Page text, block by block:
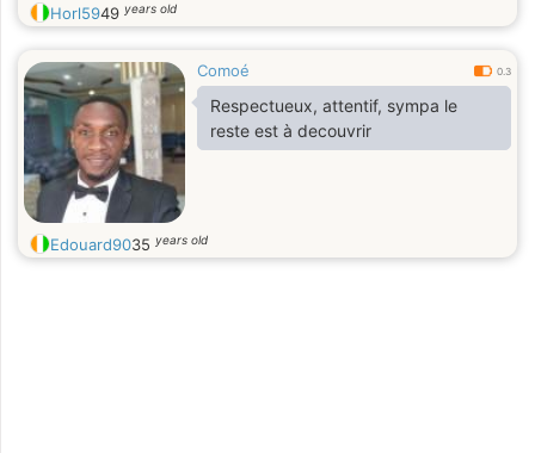
Horl5949 years old
Comoé 0.3
Respectueux, attentif, sympa le
reste est à decouvrir
Edouard9035 years old